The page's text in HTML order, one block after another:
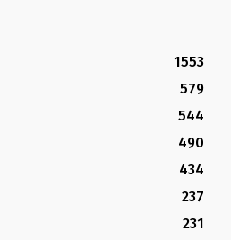
1553
579
544
490
434
237
231